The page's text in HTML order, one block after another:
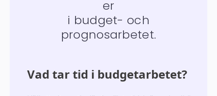
er
i budget- och
prognosarbetet.